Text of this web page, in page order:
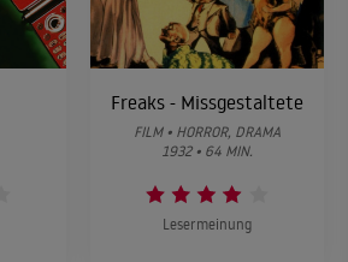
Freaks - Missgestaltete
FILM • HORROR, DRAMA
1932 • 64 MIN.
Lesermeinung